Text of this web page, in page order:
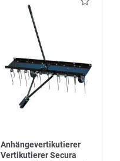
Anhängevertikutierer
Vertikutierer Secura